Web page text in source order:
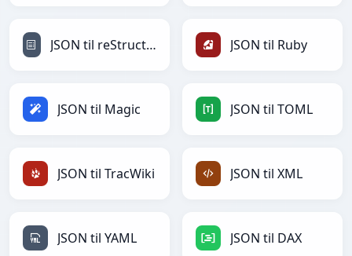
JSON til reStructuredText JSON til Ruby
JSON til Magic JSON til TOML
JSON til TracWiki JSON til XML
JSON til YAML JSON til DAX